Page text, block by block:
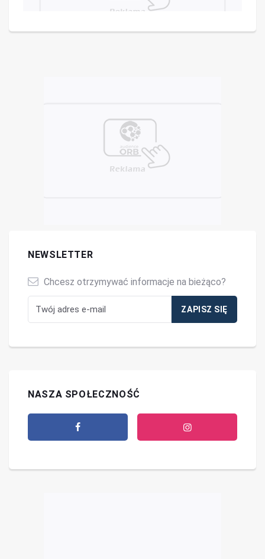
NEWSLETTER
Chcesz otrzymywać informacje na bieżąco?
NASZA SPOŁECZNOŚĆ